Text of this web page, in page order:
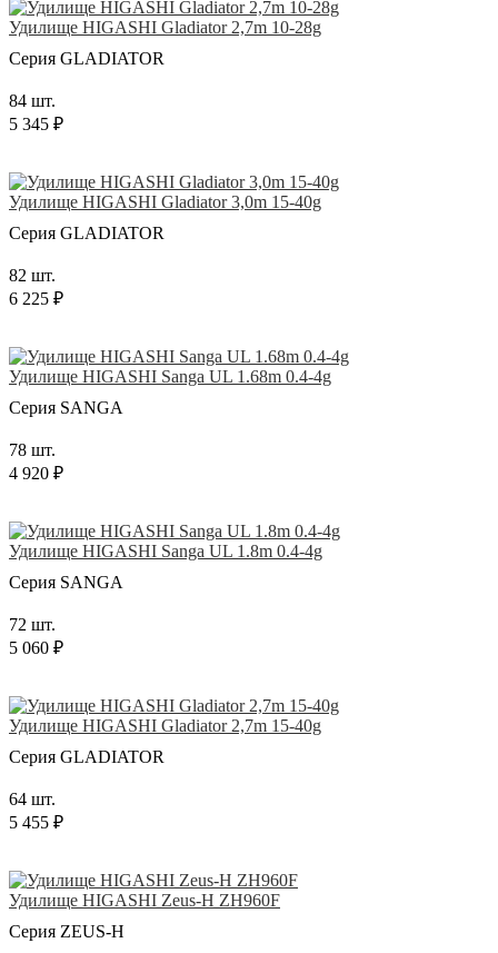
Удилище HIGASHI Gladiator 2,7m 10-28g
Серия GLADIATOR
84 шт.
5 345 ₽
Удилище HIGASHI Gladiator 3,0m 15-40g
Серия GLADIATOR
82 шт.
6 225 ₽
Удилище HIGASHI Sanga UL 1.68m 0.4-4g
Серия SANGA
78 шт.
4 920 ₽
Удилище HIGASHI Sanga UL 1.8m 0.4-4g
Серия SANGA
72 шт.
5 060 ₽
Удилище HIGASHI Gladiator 2,7m 15-40g
Серия GLADIATOR
64 шт.
5 455 ₽
Удилище HIGASHI Zeus-H ZH960F
Серия ZEUS-H